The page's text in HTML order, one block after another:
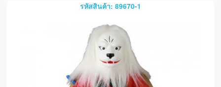
รหัสสินค้า: 89670-1